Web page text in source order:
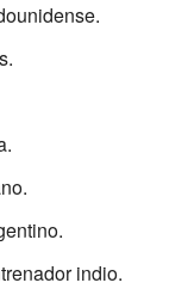
indio.